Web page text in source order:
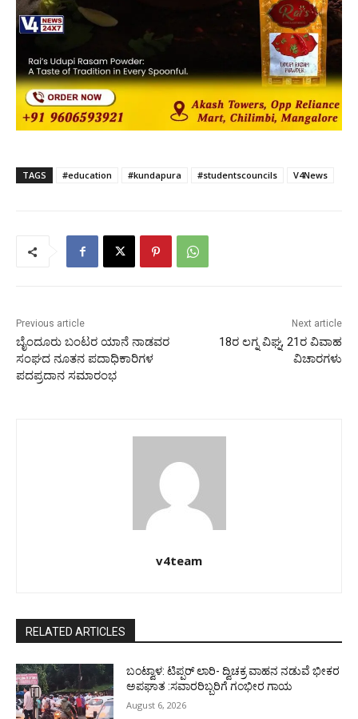
TAGS #education #kundapura #studentscouncils V4News
Previous article
ಬೈಂದೂರು ಬಂಟರ ಯಾನೆ ನಾಡವರ
ಸಂಘದ ನೂತನ ಪದಾಧಿಕಾರಿಗಳ
ಪದಪ್ರದಾನ ಸಮಾರಂಭ
Next article
18ರ ಲಗ್ನ ವಿಘ್ನ, 21ರ ವಿವಾಹ
ವಿಚಾರಗಳು
v4team
RELATED ARTICLES
ಬಂಟ್ವಾಳ: ಟಿಪ್ಪರ್ ಲಾರಿ- ದ್ವಿಚಕ್ರ ವಾಹನ ನಡುವೆ ಭೀಕರ
ಅಪಘಾತ :ಸವಾರರಿಬ್ಬರಿಗೆ ಗಂಭೀರ ಗಾಯ
August 6, 2026